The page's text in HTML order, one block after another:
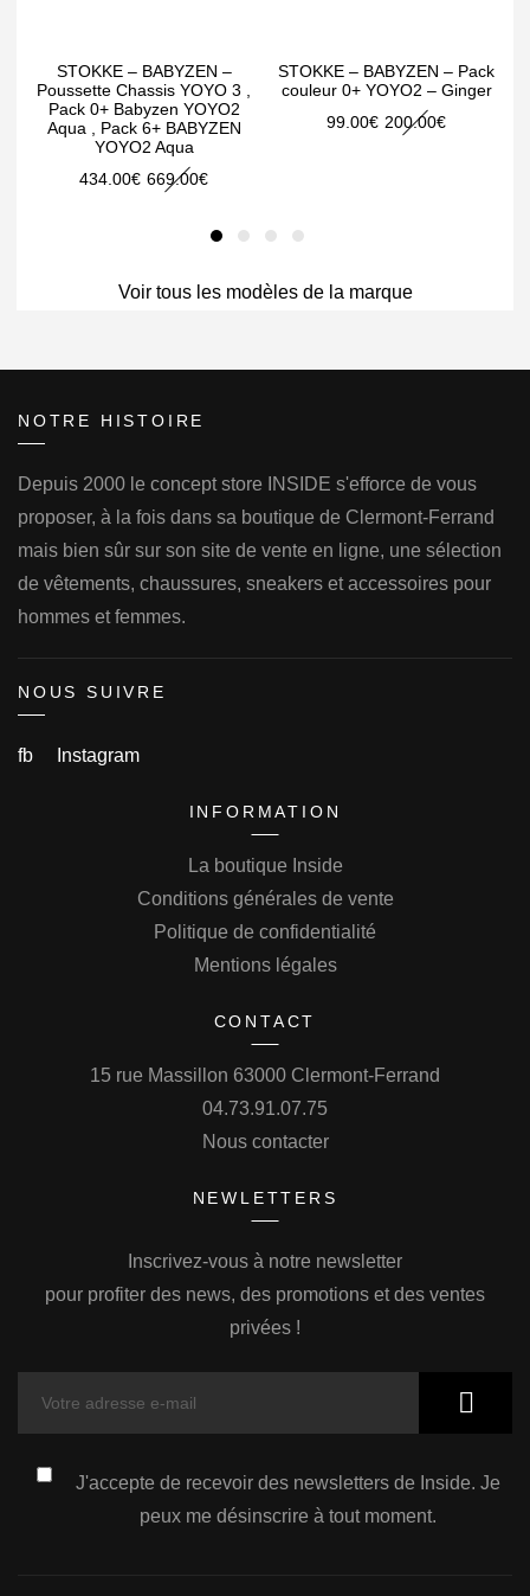
STOKKE – BABYZEN –
Poussette Chassis YOYO 3 ,
Pack 0+ Babyzen YOYO2
Aqua , Pack 6+ BABYZEN
YOYO2 Aqua
669.00€
Le
434.00€ Le
STOKKE – BABYZEN – Pack
couleur 0+ YOYO2 – Ginger
200.00€
Le
99.00€ Le
Voir tous les modèles de la marque
NOTRE HISTOIRE
Depuis 2000 le concept store INSIDE s'efforce de vous
proposer, à la fois dans sa boutique de Clermont-Ferrand
mais bien sûr sur son site de vente en ligne, une sélection
de vêtements, chaussures, sneakers et accessoires pour
hommes et femmes.
NOUS SUIVRE
fb Instagram
INFORMATION
La boutique Inside
Conditions générales de vente
Politique de confidentialité
Mentions légales
CONTACT
15 rue Massillon 63000 Clermont-Ferrand
04.73.91.07.75
Nous contacter
NEWLETTERS
Inscrivez-vous à notre newsletter
pour profiter des news, des promotions et des ventes
privées !
J'accepte de recevoir des newsletters de Inside. Je
peux me désinscrire à tout moment.